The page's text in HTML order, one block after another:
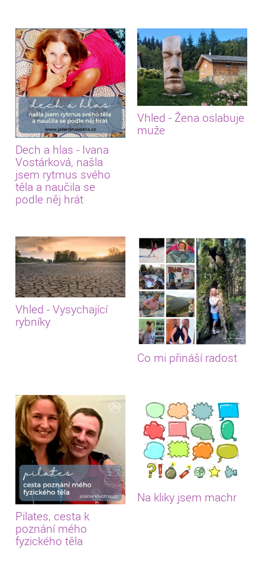
Dech a hlas - Ivana
Vostárková, našla
jsem rytmus svého
těla a naučila se
podle něj hrát
Vhled - Žena oslabuje
muže
Vhled - Vysychající
rybníky
Co mi přináší radost
Pilates, cesta k
poznání mého
fyzického těla
Na kliky jsem machr